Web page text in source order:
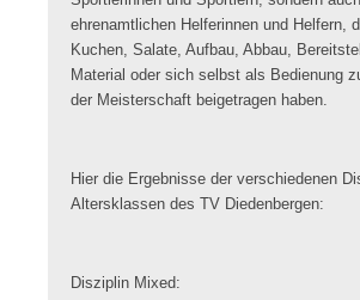
ehrenamtlichen Helferinnen und Helfern,
Kuchen, Salate, Aufbau, Abbau,
Material oder sich selbst als Bedienung
der Meisterschaft beigetragen haben.
Hier die Ergebnisse der verschiedenen
Altersklassen des TV Diedenbergen:
Disziplin Mixed: